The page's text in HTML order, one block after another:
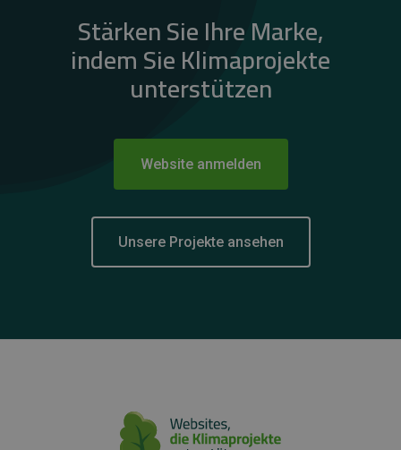
Stärken Sie Ihre Marke,
indem Sie Klimaprojekte
unterstützen
Website anmelden
Unsere Projekte ansehen